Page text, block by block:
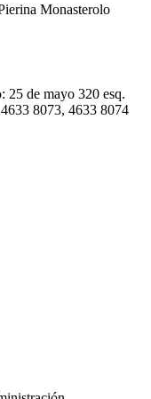
Monasterolo
25 de mayo 320 esq.
8073, 4633 8074